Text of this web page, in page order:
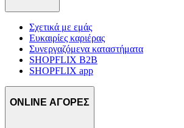
Σχετικά με εμάς
Ευκαιρίες καριέρας
Συνεργαζόμενα καταστήματα
SHOPFLIX B2B
SHOPFLIX app
ONLINE ΑΓΟΡΕΣ